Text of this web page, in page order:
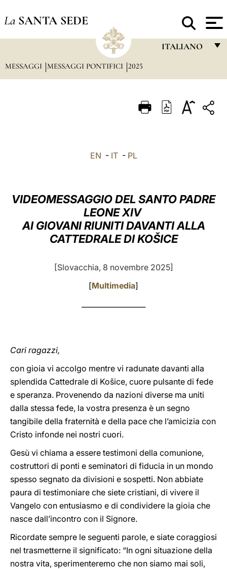
La SANTA SEDE
ITALIANO
ITALIANO
العربيّة
中文
LATINE
MESSAGGI MESSAGGI PONTIFICI 2025
EN - IT- PL
VIDEOMESSAGGIO DEL SANTO PADRE
LEONE XIV
AI GIOVANI RIUNITI DAVANTI ALLA
CATTEDRALE DI KOŠICE
[Slovacchia, 8 novembre 2025]
[Multimedia]
Cari ragazzi,
con gioia vi accolgo mentre vi radunate davanti alla
splendida Cattedrale di Košice, cuore pulsante di fede
e speranza. Provenendo da nazioni diverse ma uniti
dalla stessa fede, la vostra presenza è un segno
tangibile della fraternità e della pace che l’amicizia con
Cristo infonde nei nostri cuori.
Gesù vi chiama a essere testimoni della comunione,
costruttori di ponti e seminatori di fiducia in un mondo
spesso segnato da divisioni e sospetti. Non abbiate
paura di testimoniare che siete cristiani, di vivere il
Vangelo con entusiasmo e di condividere la gioia che
nasce dall’incontro con il Signore.
Ricordate sempre le seguenti parole, e siate coraggiosi
nel trasmetterne il significato: “In ogni situazione della
nostra vita, sperimenteremo che non siamo mai soli,